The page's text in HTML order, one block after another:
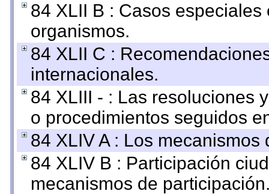
84 XLII B : Casos
organismos.
84 XLII C :
internacionales.
84 XLIII - : Las resoluciones
o procedimientos seguidos
84 XLIV A : Los
84 XLIV B : Participación
mecanismos de